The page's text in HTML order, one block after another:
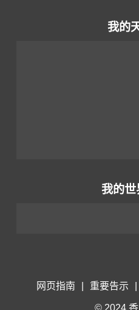
我的
我的世
网页指南 重要告示